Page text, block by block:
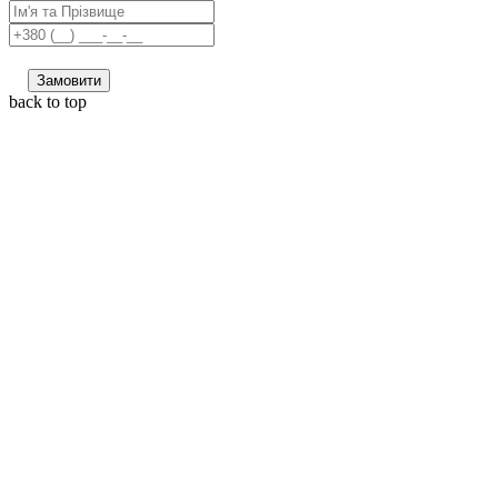
Замовити
back to top